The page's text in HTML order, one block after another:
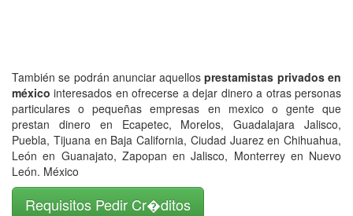
También se podrán anunciar aquellosprestamistas privados en
méxico interesados en ofrecerse a dejar dinero a otras personas
particulares o pequeñas empresas en mexico o gente que
prestan dinero en Ecapetec, Morelos, Guadalajara Jalisco,
Puebla, Tijuana en Baja California, Ciudad Juarez en Chihuahua,
León en Guanajato, Zapopan en Jalisco, Monterrey en Nuevo
León. México
Requisitos Pedir Cr�ditos